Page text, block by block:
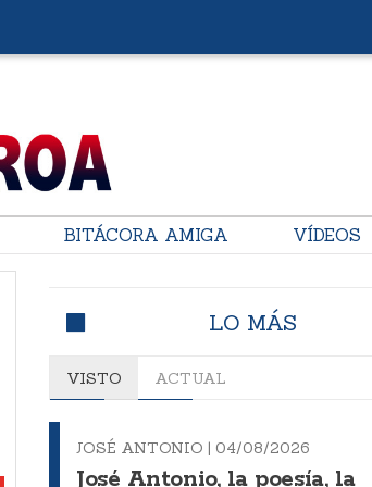
BITÁCORA AMIGA VÍDEOS
LO MÁS
VISTO ACTUAL
JOSÉ ANTONIO | 04/08/2026
José Antonio, la poesía, la